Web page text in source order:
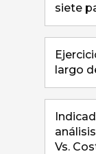
siete
largo
Vs.